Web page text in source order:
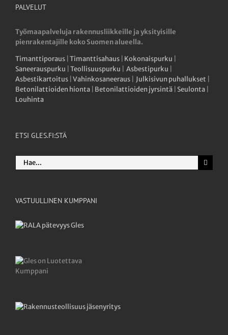
PALVELUT
Työmaapalveluja rakennusliikkeille ja yksityisille
pienrakentajille koko Suomen alueella.
Timanttiporaus Timanttisahaus Kokonaispurku
Saneerauspurku Teollisuuspurku Asbestipurku
Asbestikartoitus Vahinkosaneeraus Julkisivun puhallukset
Betonilattioiden hionta Betonilattioiden jyrsintä Seulonta
Louhinta
ETSI GLES.FI:STÄ
Etsi
...
VASTUULLINEN KUMPPANI